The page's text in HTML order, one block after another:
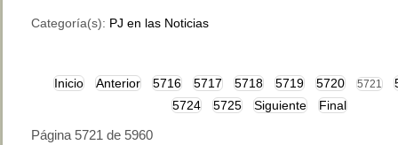
Categoría(s): PJ en las Noticias
Inicio Anterior 5716 5717 5718 5719 5720 5721
5724
5725 Siguiente Final
Página 5721 de 5960